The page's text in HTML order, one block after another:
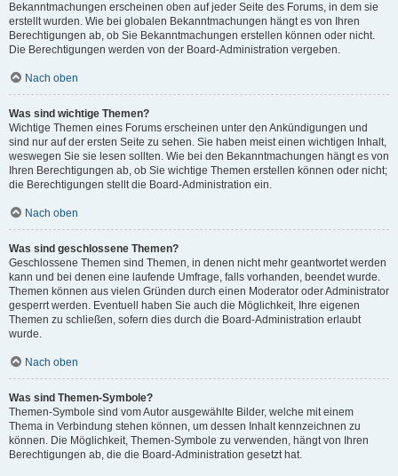
Bekanntmachungen erscheinen oben auf jeder Seite des Forums, in dem sie
erstellt wurden. Wie bei globalen Bekanntmachungen hängt es von Ihren
Berechtigungen ab, ob Sie Bekanntmachungen erstellen können oder nicht.
Die Berechtigungen werden von der Board-Administration vergeben.
Nach oben
Was sind wichtige Themen?
Wichtige Themen eines Forums erscheinen unter den Ankündigungen und
sind nur auf der ersten Seite zu sehen. Sie haben meist einen wichtigen Inhalt,
weswegen Sie sie lesen sollten. Wie bei den Bekanntmachungen hängt es von
Ihren Berechtigungen ab, ob Sie wichtige Themen erstellen können oder nicht;
die Berechtigungen stellt die Board-Administration ein.
Nach oben
Was sind geschlossene Themen?
Geschlossene Themen sind Themen, in denen nicht mehr geantwortet werden
kann und bei denen eine laufende Umfrage, falls vorhanden, beendet wurde.
Themen können aus vielen Gründen durch einen Moderator oder Administrator
gesperrt werden. Eventuell haben Sie auch die Möglichkeit, Ihre eigenen
Themen zu schließen, sofern dies durch die Board-Administration erlaubt
wurde.
Nach oben
Was sind Themen-Symbole?
Themen-Symbole sind vom Autor ausgewählte Bilder, welche mit einem
Thema in Verbindung stehen können, um dessen Inhalt kennzeichnen zu
können. Die Möglichkeit, Themen-Symbole zu verwenden, hängt von Ihren
Berechtigungen ab, die die Board-Administration gesetzt hat.